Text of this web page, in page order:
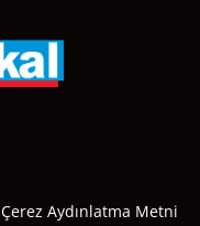
Çerez Aydınlatma Metni